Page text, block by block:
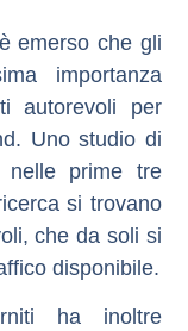
emerso che gli
importanza
autorevoli per
Uno studio di
nelle prime tre
si trovano
che da soli si
disponibile.
ha inoltre